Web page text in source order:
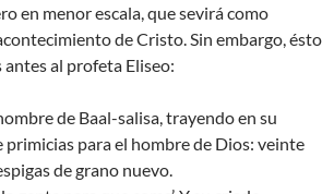
en menor escala, que sevirá como
de Cristo. Sin embargo, ésto
antes al profeta Eliseo:
de Baal-salisa, trayendo en su
para el hombre de Dios: veinte
de grano nuevo.